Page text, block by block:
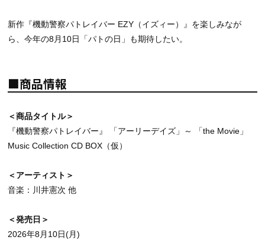
新作『機動警察パトレイバー EZY（イズィー）』を楽しみなが
ら、今年の8月10日「パトの日」も期待したい。
■商品情報
＜商品タイトル＞
『機動警察パトレイバー』 「アーリーデイズ」～ 「the Movie」
Music Collection CD BOX（仮）
＜アーティスト＞
音楽：川井憲次 他
＜発売日＞
2026年8月10日(月)